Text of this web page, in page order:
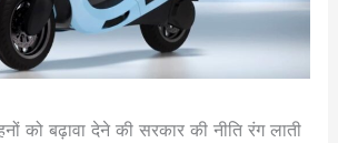
को बढ़ावा देने की सरकार की नीति रंग लाती